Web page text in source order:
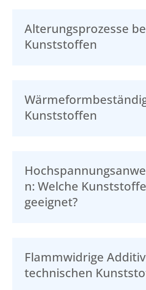
Alterungsprozesse
Kunststoffen
Kunststoffen
n: Welche
geeignet?
Flammwidrige
technischen